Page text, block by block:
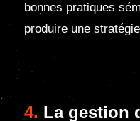
bonnes pratiques
produire une
4.La gestion